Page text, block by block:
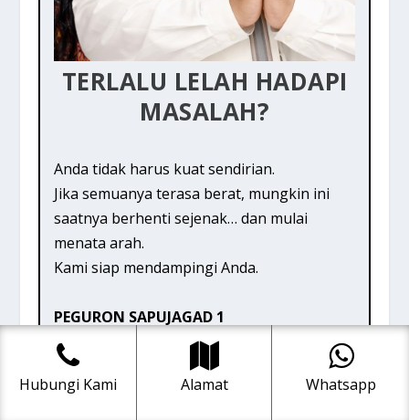
TERLALU LELAH HADAPI
MASALAH?
Anda tidak harus kuat sendirian.
Jika semuanya terasa berat, mungkin ini
saatnya berhenti sejenak… dan mulai
menata arah.
Kami siap mendampingi Anda.
PEGURON SAPUJAGAD 1
(Kyai Pamungkas)
Jl. Raya Condet, Gang Kweni No.31, RT
01/RW 03, Balekambang, Kramat Jati,
Hubungi Kami Alamat Whatsapp